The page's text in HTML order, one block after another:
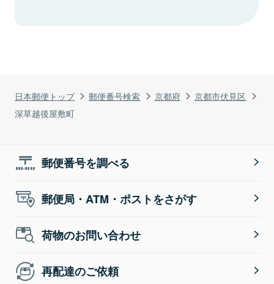
日本郵便トップ 郵便番号検索 京都府
京都市伏見区
深草越後屋敷町
郵便番号を調べる
郵便局・ATM・ポストをさがす
荷物のお問い合わせ
再配達のご依頼